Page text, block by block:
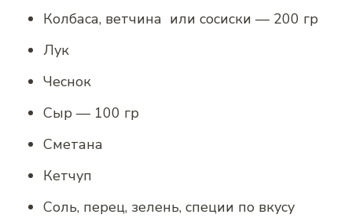
Колбаса, ветчина или сосиски — 200 гр
Лук
Чеснок
Сыр — 100 гр
Сметана
Кетчуп
Соль, перец, зелень, специи по вкусу